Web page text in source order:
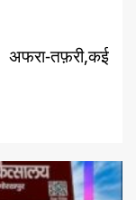
तफ़री,कई